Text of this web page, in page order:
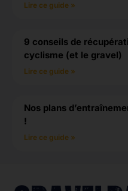
Lire ce guide »
9 conseils de
cyclisme (et le gravel)
Lire ce guide »
Nos plans
!
Lire ce guide »